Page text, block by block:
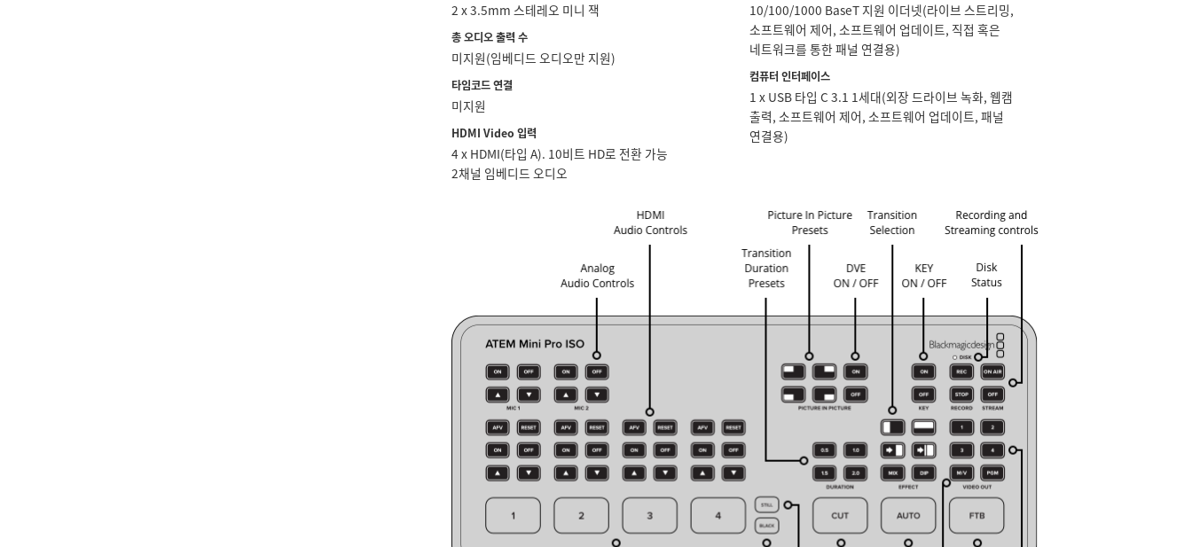
2 x 3.5mm 스테레오 미니 잭
총 오디오 출력 수
미지원(임베디드 오디오만 지원)
타임코드 연결
미지원
HDMI Video 입력
4 x HDMI(타입 A). 10비트 HD로 전환 가능
2채널 임베디드 오디오
10/100/1000 BaseT 지원 이더넷(라이브 스트리밍,
소프트웨어 제어, 소프트웨어 업데이트, 직접 혹은
네트워크를 통한 패널 연결용)
컴퓨터 인터페이스
1 x USB 타입 C 3.1 1세대(외장 드라이브 녹화, 웹캠
출력, 소프트웨어 제어, 소프트웨어 업데이트, 패널
연결용)